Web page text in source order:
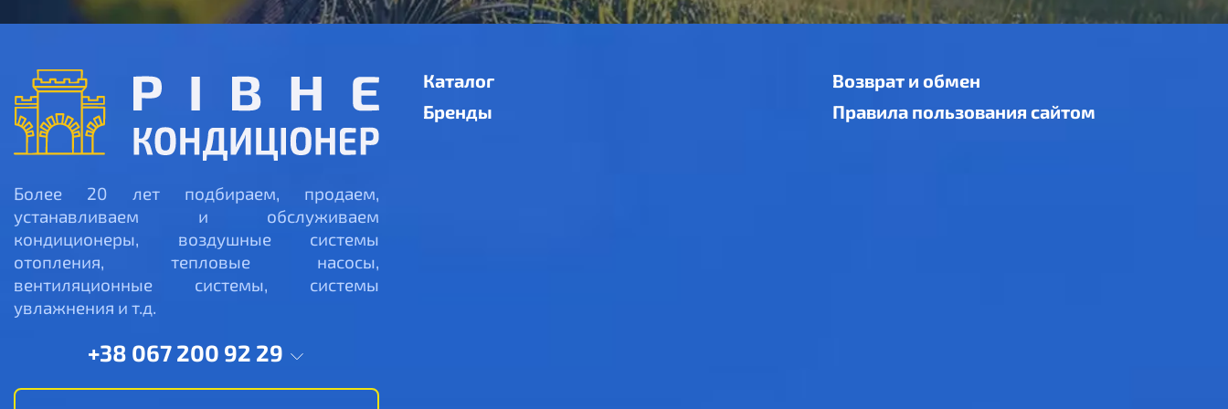
Более 20 лет подбираем, продаем,
устанавливаем и обслуживаем
кондиционеры, воздушные системы
отопления, тепловые насосы,
вентиляционные системы, системы
увлажнения и т.д.
+38 067 200 92 29
Каталог
Бренды
Возврат и обмен
Правила пользования сайтом